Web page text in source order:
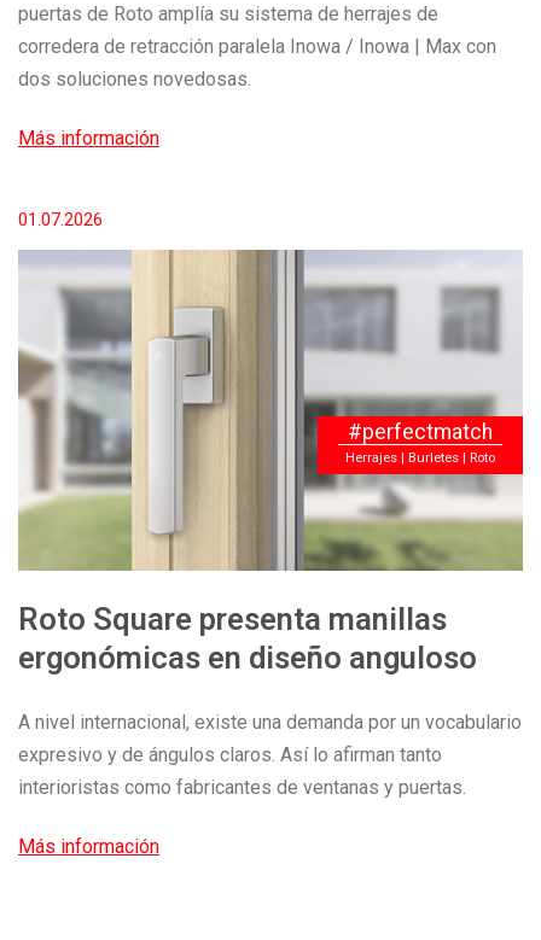
puertas de Roto amplía su sistema de herrajes de
corredera de retracción paralela Inowa / Inowa | Max con
dos soluciones novedosas.
Más información
#perfectmatch
Herrajes | Burletes | Roto
01.07.2026
Roto Square presenta manillas
ergonómicas en diseño anguloso
A nivel internacional, existe una demanda por un vocabulario
expresivo y de ángulos claros. Así lo afirman tanto
interioristas como fabricantes de ventanas y puertas.
Más información